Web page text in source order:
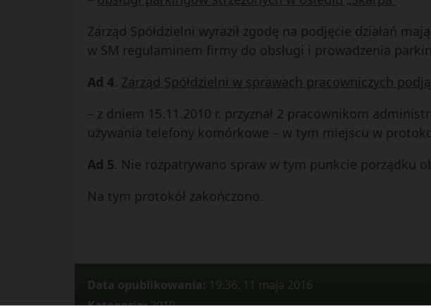
Zarząd Spółdzielni wyraził zgodę na podjęcie działań
w SM regulaminem firmy do obsługi i prowadzenia
Ad 4. Zarząd Spółdzielni w sprawach pracowniczych
– z dniem 15.11.2010 r. przyznał 2 pracownikom
używania telefony komórkowe – w tym miejscu w
Ad 5. Nie rozpatrywano spraw w tym punkcie porządku
Na tym protokół zakończono.
Data opublikowania: 19:36, 11 maja 2016